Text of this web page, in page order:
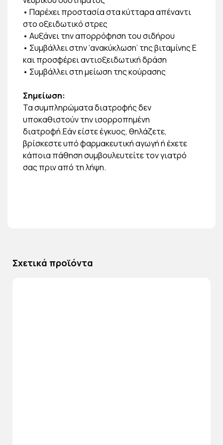
• Παρέχει προστασία στα κύτταρα απέναντι
στο οξειδωτικό στρες
• Αυξάνει την απορρόφηση του σιδήρου
• Συμβάλλει στην ‘ανακύκλωση’ της βιταμίνης Ε
και προσφέρει αντιοξειδωτική δράση
• Συμβάλλει στη μείωση της κούρασης
Σημείωση:
Τα συμπληρώματα διατροφής δεν
υποκαθιστούν την ισορροπημένη
διατροφή.Εάν είστε έγκυος, θηλάζετε,
βρίσκεστε υπό φαρμακευτική αγωγή ή έχετε
κάποια πάθηση συμβουλευτείτε τον γιατρό
σας πριν από τη λήψη.
Σχετικά προϊόντα